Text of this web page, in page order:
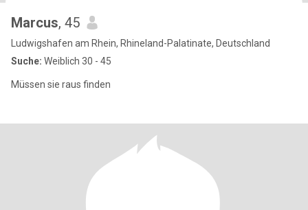
Marcus, 45
Ludwigshafen am Rhein, Rhineland-Palatinate, Deutschland
Suche: Weiblich 30 - 45
Müssen sie raus finden